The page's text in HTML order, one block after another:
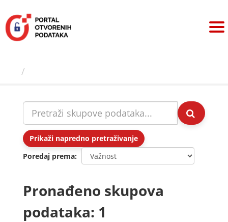
sadržaj
Prikaži napredno pretraživanje
Poredaj prema
Pronađeno skupova
podataka: 1